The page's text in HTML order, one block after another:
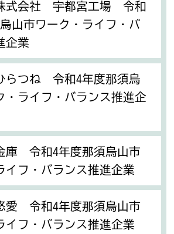
式会社 宇都宮工場 令和
山市ワーク・ライフ・バ
企業
らつね 令和4年度那須烏
・ライフ・バランス推進企
庫 令和4年度那須烏山市
イフ・バランス推進企業
愛 令和4年度那須烏山市
イフ・バランス推進企業